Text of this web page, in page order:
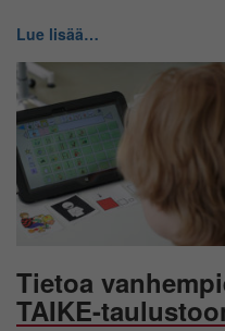
Lue lisää…
Tietoa
TAIKE-